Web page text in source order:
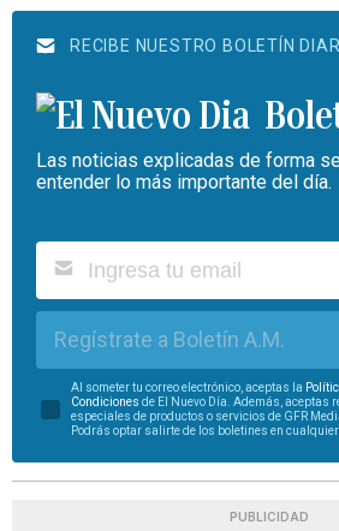
RECIBE NUESTRO BOLETÍN
Las noticias explicadas de forma
entender lo más importante del día.
Regístrate a Boletín A.M.
Al someter tu correo electrónico, aceptas la
Condiciones de El Nuevo Día. Además, aceptas
especiales de productos o servicios de GFR
Podrás optar salirte de los boletines en cualquier
PUBLICIDAD